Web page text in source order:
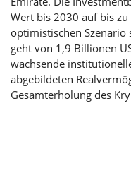
Wert bis 2030 auf bis
optimistischen Szenario
geht von 1,9 Billionen
wachsende
abgebildeten
Gesamterholung des